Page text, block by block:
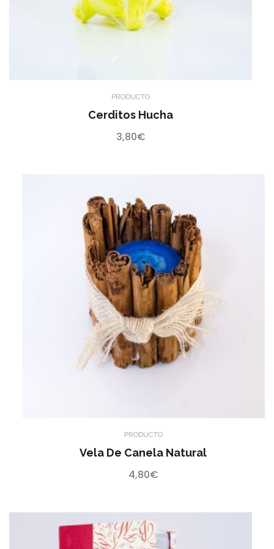
PRODUCTO
Cerditos Hucha
3,80€
PRODUCTO
Vela De Canela Natural
4,80€